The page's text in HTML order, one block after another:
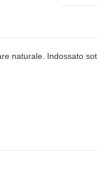
naturale. Indossato